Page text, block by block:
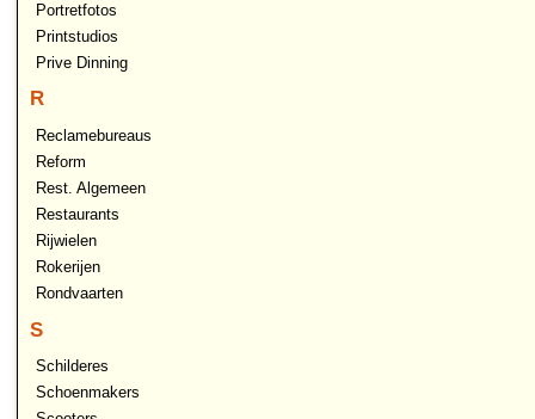
Portretfotos
Printstudios
Prive Dinning
R
Reclamebureaus
Reform
Rest. Algemeen
Restaurants
Rijwielen
Rokerijen
Rondvaarten
S
Schilderes
Schoenmakers